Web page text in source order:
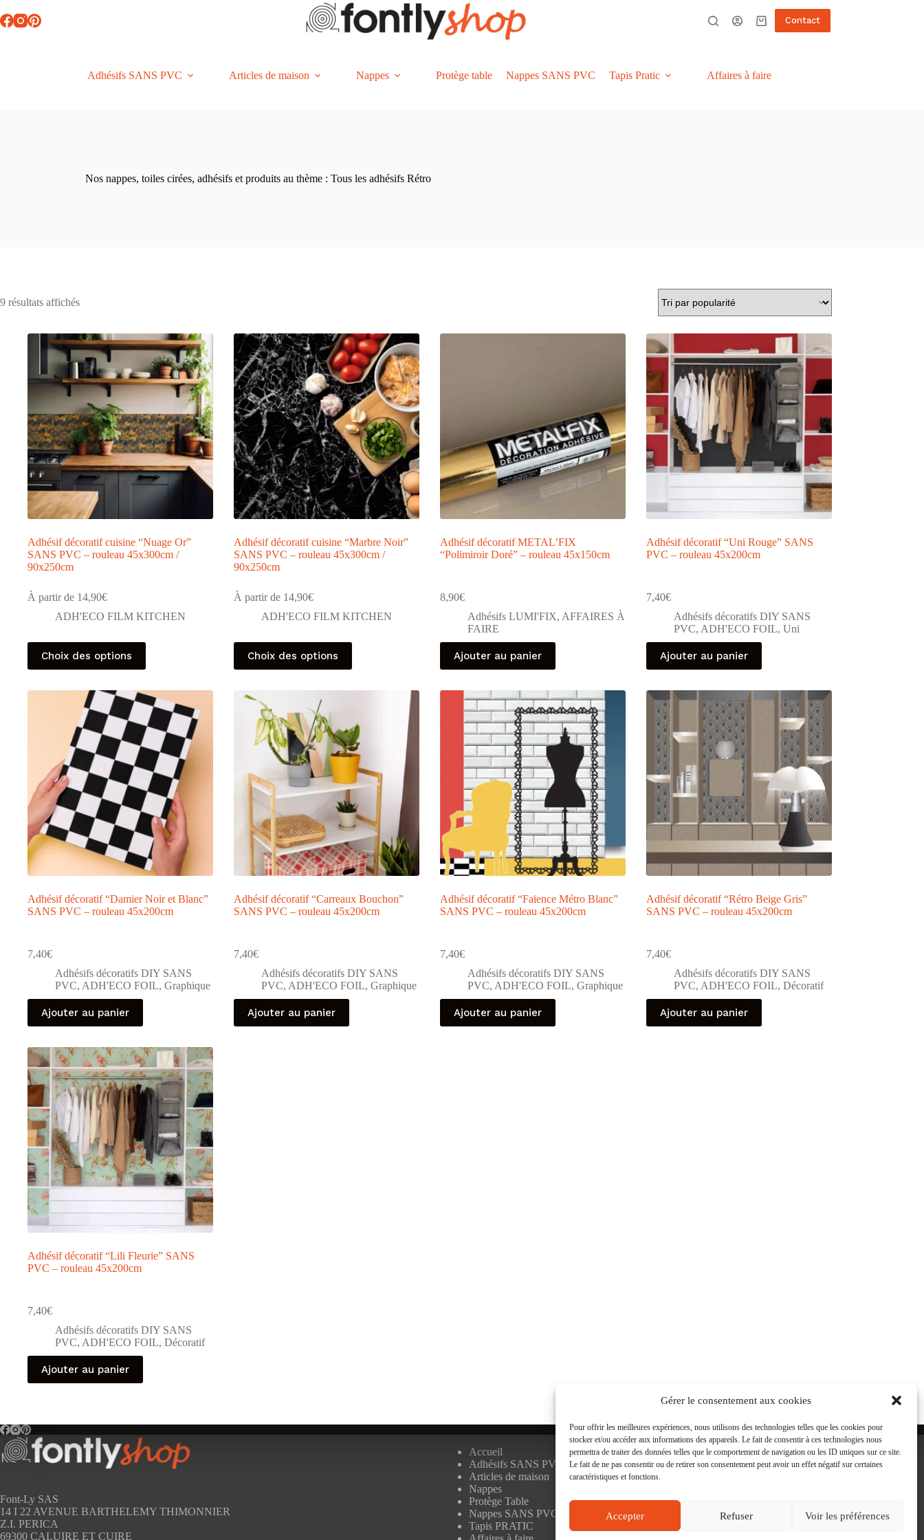
Gérer le consentement aux cookies
Pour offrir les meilleures expériences, nous utilisons des technologies telles que les cookies pour
stocker et/ou accéder aux informations des appareils. Le fait de consentir à ces technologies nous
permettra de traiter des données telles que le comportement de navigation ou les ID uniques sur ce site.
Le fait de ne pas consentir ou de retirer son consentement peut avoir un effet négatif sur certaines
caractéristiques et fonctions.
Accepter Refuser Voir les préférences
au
contenu
Panier
Contact
Adhésifs SANS PVC Articles de maison Nappes Protège table Nappes SANS PVC Tapis Pratic Affaires à faire
Nos nappes, toiles cirées, adhésifs et produits au thème : Tous les adhésifs Rétro
9 résultats affichésTrié
Adhésif décoratif cuisine “Nuage Or”
SANS PVC – rouleau 45x300cm /
90x250cm
À partir de 14,90€
ADH'ECO FILM KITCHEN
Choix des options
Ce
produit
a
page
du
produit
Adhésif décoratif cuisine “Marbre Noir”
SANS PVC – rouleau 45x300cm /
90x250cm
À partir de 14,90€
ADH'ECO FILM KITCHEN
Choix des options
Ce
produit
a
variations.
options
peuvent
page
produit
Adhésif décoratif METAL’FIX
“Polimiroir Doré” – rouleau 45x150cm
8,90€
Adhésifs LUMI'FIX, AFFAIRES À
FAIRE
Ajouter au panier
Adhésif décoratif “Uni Rouge” SANS
PVC – rouleau 45x200cm
7,40€
Adhésifs décoratifs DIY SANS
PVC, ADH'ECO FOIL, Uni
Ajouter au panier
Adhésif décoratif “Damier Noir et Blanc”
SANS PVC – rouleau 45x200cm
7,40€
Adhésifs décoratifs DIY SANS
PVC, ADH'ECO FOIL, Graphique
Ajouter au panier
Adhésif décoratif “Carreaux Bouchon”
SANS PVC – rouleau 45x200cm
7,40€
Adhésifs décoratifs DIY SANS
PVC, ADH'ECO FOIL, Graphique
Ajouter au panier
Adhésif décoratif “Faïence Métro Blanc”
SANS PVC – rouleau 45x200cm
7,40€
Adhésifs décoratifs DIY SANS
PVC, ADH'ECO FOIL, Graphique
Ajouter au panier
Adhésif décoratif “Rétro Beige Gris”
SANS PVC – rouleau 45x200cm
7,40€
Adhésifs décoratifs DIY SANS
PVC, ADH'ECO FOIL, Décoratif
Ajouter au panier
Adhésif décoratif “Lili Fleurie” SANS
PVC – rouleau 45x200cm
7,40€
Adhésifs décoratifs DIY SANS
PVC, ADH'ECO FOIL, Décoratif
Ajouter au panier
Font-Ly SAS
14 I 22 AVENUE BARTHELEMY THIMONNIER
Z.I. PERICA
69300 CALUIRE ET CUIRE
Accueil
Adhésifs SANS PVC
Articles de maison
Nappes
Protège Table
Nappes SANS PVC
Tapis PRATIC